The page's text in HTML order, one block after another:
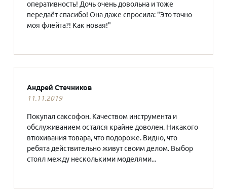
оперативность! Дочь очень довольна и тоже
передаёт спасибо! Она даже спросила: "Это точно
моя флейта?! Как новая!"
Андрей Стечников
11.11.2019
Покупал саксофон. Качеством инструмента и
обслуживанием остался крайне доволен. Никакого
втюхивания товара, что подороже. Видно, что
ребята действительно живут своим делом. Выбор
стоял между несколькими моделями...